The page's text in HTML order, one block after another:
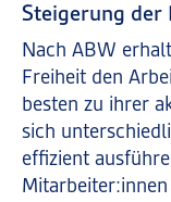
Steigerung
Nach ABW
Freiheit den
besten zu ihrer
sich
effizient